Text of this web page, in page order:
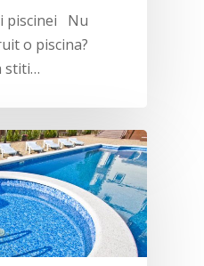
piscinei Nu
o piscina?
stiti…